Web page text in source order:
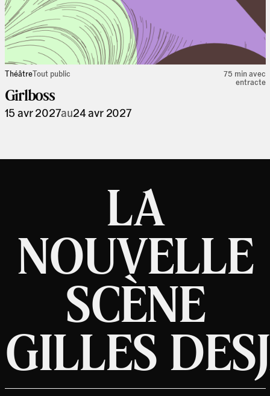
ThéâtreTout public
75 min avec
entracte
Girlboss
15 avr 2027au24 avr 2027
LA
NOUVELLE
SCÈNE
GILLES